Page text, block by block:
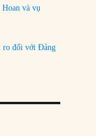
Hoan và vụ
ro đối với Đảng